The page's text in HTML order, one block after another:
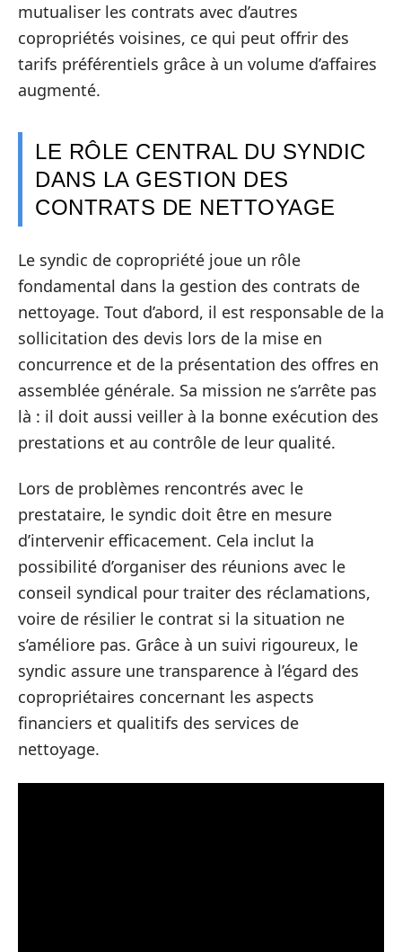
mutualiser les contrats avec d’autres
copropriétés voisines, ce qui peut offrir des
tarifs préférentiels grâce à un volume d’affaires
augmenté.
LE RÔLE CENTRAL DU SYNDIC
DANS LA GESTION DES
CONTRATS DE NETTOYAGE
Le syndic de copropriété joue un rôle
fondamental dans la gestion des contrats de
nettoyage. Tout d’abord, il est responsable de la
sollicitation des devis lors de la mise en
concurrence et de la présentation des offres en
assemblée générale. Sa mission ne s’arrête pas
là : il doit aussi veiller à la bonne exécution des
prestations et au contrôle de leur qualité.
Lors de problèmes rencontrés avec le
prestataire, le syndic doit être en mesure
d’intervenir efficacement. Cela inclut la
possibilité d’organiser des réunions avec le
conseil syndical pour traiter des réclamations,
voire de résilier le contrat si la situation ne
s’améliore pas. Grâce à un suivi rigoureux, le
syndic assure une transparence à l’égard des
copropriétaires concernant les aspects
financiers et qualitifs des services de
nettoyage.